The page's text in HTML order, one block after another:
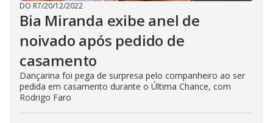
DO R7/20/12/2022
Bia Miranda exibe anel de
noivado após pedido de
casamento
Dançarina foi pega de surpresa pelo companheiro ao ser
pedida em casamento durante o Última Chance, com
Rodrigo Faro